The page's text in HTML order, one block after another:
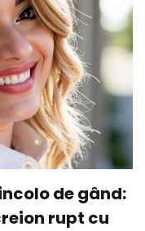
de gând:
rupt cu